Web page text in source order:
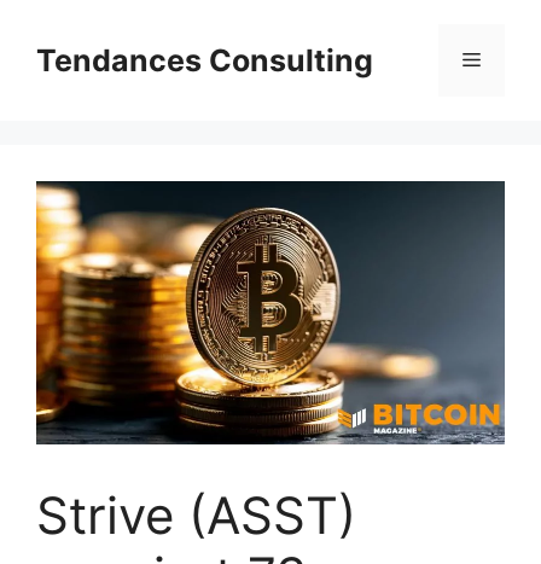
contenuTendances Consulting Menu
Strive (ASST)